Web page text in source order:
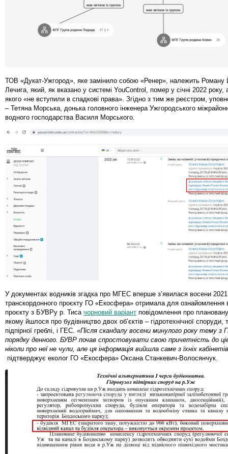
ТОВ «Дукат-Ужгород», яке замінило собою «Ренер», належить Роману
Лечига, який, як вказано у системі YouControl, помер у січні 2022 року,
якого «не вступили в спадкові права». Згідно з тим же реєстром,
– Тетяна Морська, донька головного інженера Ужгородського
водного господарства Василя Морського.
У документах водників згадка про МГЕС вперше з’явилася восени
транскордонного проєкту ГО «Екосфера» отримала для ознайомлення
проєкту з БУВРу р. Тиса чорновий варіант повідомлення про
якому йшлося про будівництво двох об’єктів – гідротехнічної споруди,
підпірної греблі, і ГЕС. «Після скандалу восени минулого року тему з
порядку денного. БУВР почав спростовувати свою причетність до
ніколи про неї не чули, але ця інформація вийшла саме з їхніх
підтверджує еколог ГО «Екосфера» Оксана Станкевич-Волосянчук.